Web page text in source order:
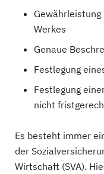
Werkes
Genaue
Festlegung
Festlegung
nicht
Es besteht immer
der
Wirtschaft (SVA).